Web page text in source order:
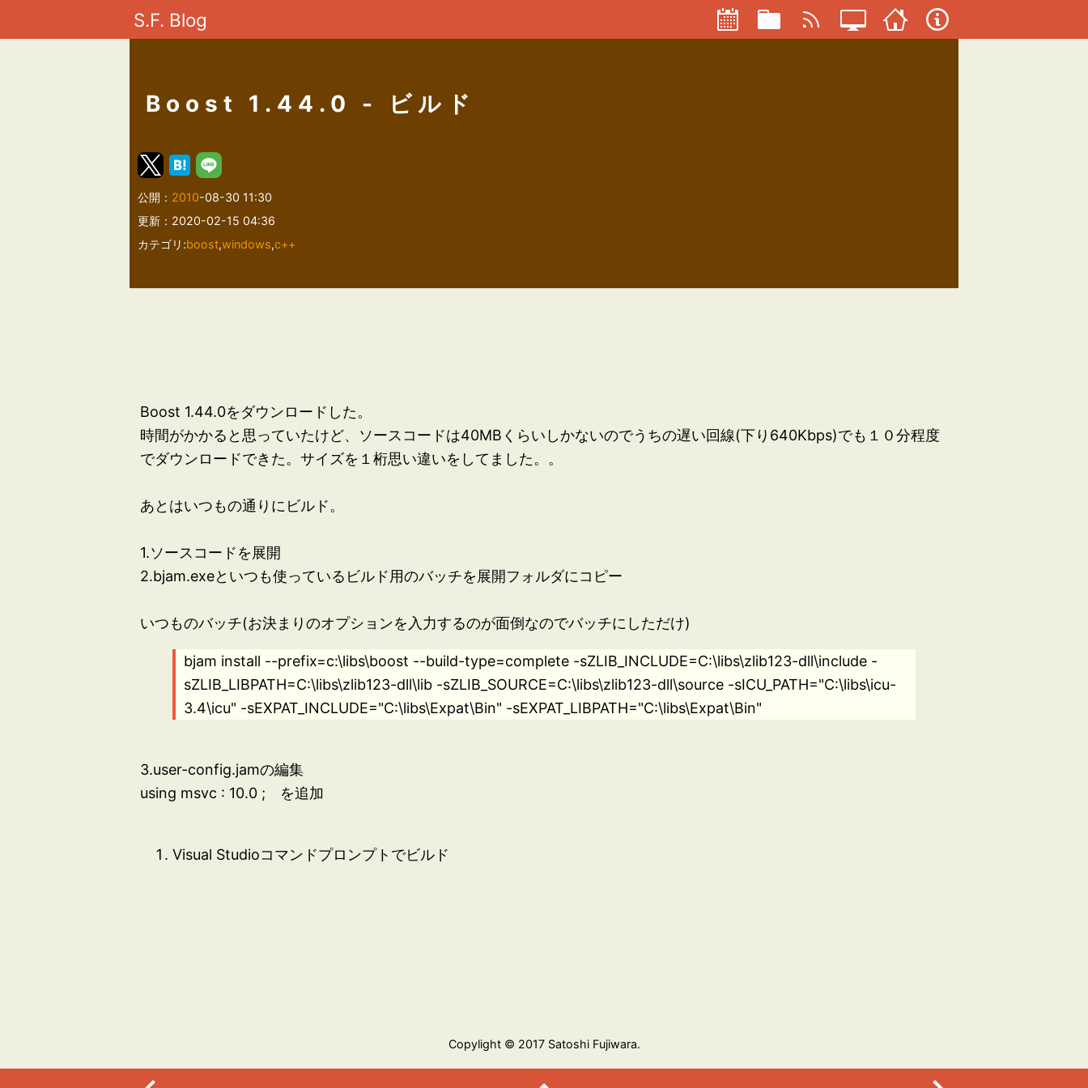
S.F. Blog
Boost 1.44.0 - ビルド
公開： 2010-08-30 11:30
更新：2020-02-15 04:36
カテゴリ:boost,windows,c++
Boost 1.44.0をダウンロードした。
時間がかかると思っていたけど、ソースコードは40MBくらいしかないのでうちの遅い回線(下り640Kbps)でも１０分程度
でダウンロードできた。サイズを１桁思い違いをしてました。。
あとはいつもの通りにビルド。
1.ソースコードを展開
2.bjam.exeといつも使っているビルド用のバッチを展開フォルダにコピー
いつものバッチ(お決まりのオプションを入力するのが面倒なのでバッチにしただけ)
bjam install --prefix=c:\libs\boost --build-type=complete -sZLIB_INCLUDE=C:\libs\zlib123-dll\include -
sZLIB_LIBPATH=C:\libs\zlib123-dll\lib -sZLIB_SOURCE=C:\libs\zlib123-dll\source -sICU_PATH="C:\libs\icu-
3.4\icu" -sEXPAT_INCLUDE="C:\libs\Expat\Bin" -sEXPAT_LIBPATH="C:\libs\Expat\Bin"
3.user-config.jamの編集
using msvc : 10.0 ; を追加
Visual Studioコマンドプロンプトでビルド
Copylight © 2017 Satoshi Fujiwara.